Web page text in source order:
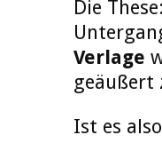
Die
Verlage
geäußert
Ist es